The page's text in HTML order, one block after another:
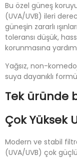
Bu özel güneş
(UVA/UVB) ileri
güneşin zararlı
toleransı düşük,
korunmasına
Yağsız, non-
suya dayanıklı
Tek üründe
Çok Yüksek
Modern ve stabil
(UVA/UVB) çok